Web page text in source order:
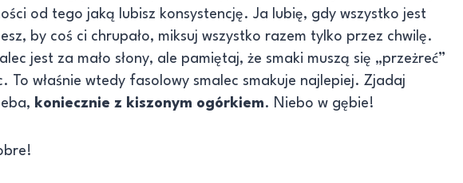
od tego jaką lubisz konsystencję. Ja lubię, gdy wszystko jest
by coś ci chrupało, miksuj wszystko razem tylko przez chwilę.
jest za mało słony, ale pamiętaj, że smaki muszą się „przeżreć”
To właśnie wtedy fasolowy smalec smakuje najlepiej. Zjadaj
koniecznie z kiszonym ogórkiem. Niebo w gębie!